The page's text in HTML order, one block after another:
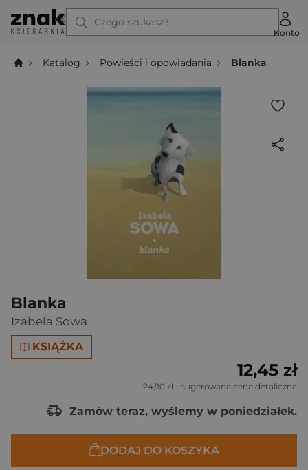
Czego szukasz?
Konto
Katalog Powieści i opowiadania Blanka
Blanka
Izabela Sowa
KSIĄŻKA
12,45 zł
24,90 zł - sugerowana cena detaliczna
Zamów teraz, wyślemy w poniedziałek.
DODAJ DO KOSZYKA